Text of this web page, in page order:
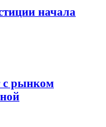
начала
с рынком